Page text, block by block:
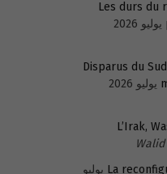
Les durs du
Disparus du
L’Irak,
La 12 يوليو